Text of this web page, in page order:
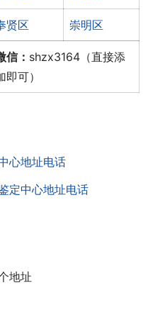
贤区 崇明区
信： shzx3164（直接添
即可）
心地址电话
定中心地址电话
地址